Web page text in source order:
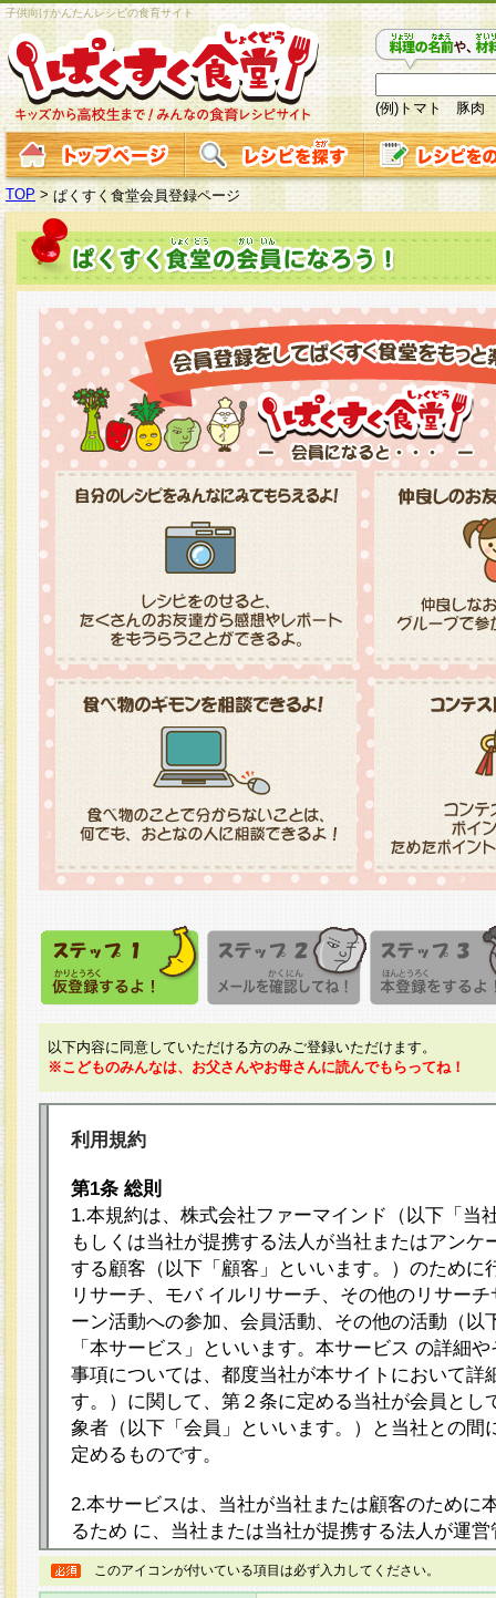
子供向けかんたんレシピの食育サイト
(例)トマト 豚肉
TOP > ぱくすく食堂会員登録ページ
以下内容に同意していただける方のみご登録いただけます。
※こどものみんなは、お父さんやお母さんに読んでもらってね！
利用規約
第1条 総則
1.本規約は、株式会社ファーマインド（以下「当
もしくは当社が提携する法人が当社またはアンケ
する顧客（以下「顧客」といいます。）のために
リサーチ、モバ イルリサーチ、その他のリサー
ーン活動への参加、会員活動、その他の活動（以
「本サービス」といいます。本サービス の詳細
事項については、都度当社が本サイトにおいて詳
す。）に関して、第２条に定める当社が会員とし
象者（以下「会員」といいます。）と当社との間
定めるものです。
2.本サービスは、当社が当社または顧客のために
るため に、当社または当社が提携する法人が運
ト（以下「本サイト」といいます。）上に本サー
ージを設け、会員がアンケー ト調査に回答する
このアイコンが付いている項目は必ず入力してください。